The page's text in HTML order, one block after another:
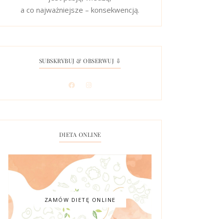
a co najważniejsze – konsekwencją.
SUBSKRYBUJ & OBSERWUJ ⇩
DIETA ONLINE
ZAMÓW DIETĘ ONLINE